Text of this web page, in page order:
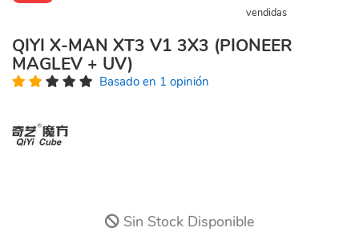
vendidas
QIYI X-MAN XT3 V1 3X3 (PIONEER
MAGLEV + UV)
Basado en 1 opinión
Sin Stock Disponible